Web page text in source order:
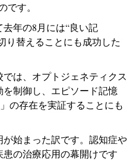
です。
去年の8月には“良い記
り替えることにも成功した
は、オプトジェネティクス
制御し、エピソード記憶
の存在を実証することにも
始まった訳です。認知症や
の治療応用の幕開けです